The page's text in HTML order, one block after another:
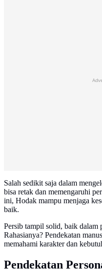
Salah sedikit saja dalam
bisa retak dan memengaruhi
ini, Hodak mampu menjaga
baik.
Persib tampil solid, baik dalam
Rahasianya? Pendekatan
memahami karakter dan
Pendekatan